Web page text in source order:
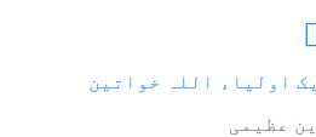
اولیاء اللہ خواتین
عظیمی